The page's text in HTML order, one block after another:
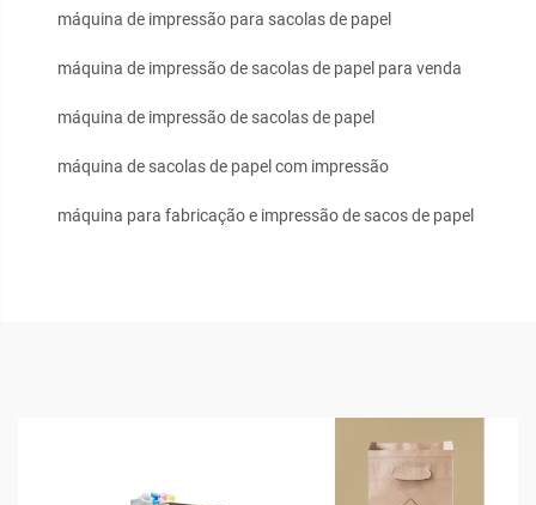
máquina de impressão para sacolas de papel
máquina de impressão de sacolas de papel para venda
máquina de impressão de sacolas de papel
máquina de sacolas de papel com impressão
máquina para fabricação e impressão de sacos de papel